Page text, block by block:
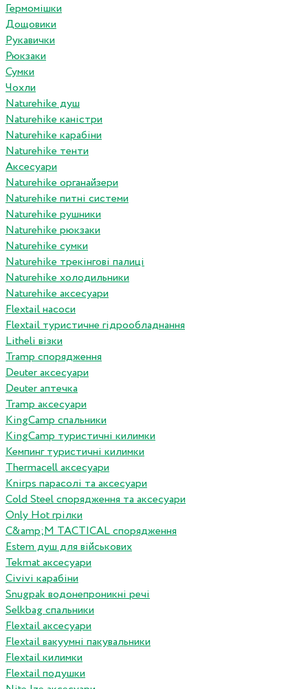
Гермомішки
Дощовики
Рукавички
Рюкзаки
Сумки
Чохли
Naturehike душ
Naturehike каністри
Naturehike карабіни
Naturehike тенти
Аксесуари
Naturehike органайзери
Naturehike питні системи
Naturehike рушники
Naturehike рюкзаки
Naturehike сумки
Naturehike трекінгові палиці
Naturehike холодильники
Naturehike аксесуари
Flextail насоси
Flextail туристичне гідрообладнання
Litheli візки
Tramp спорядження
Deuter аксесуари
Deuter аптечка
Tramp аксесуари
KingCamp спальники
KingCamp туристичні килимки
Кемпинг туристичні килимки
Thermacell аксесуари
Knirps парасолі та аксесуари
Cold Steel спорядження та аксесуари
Only Hot грілки
C&amp;M TACTICAL спорядження
Estem душ для військових
Tekmat аксесуари
Сivivi карабіни
Snugpak водонепроникні речі
Selkbag спальники
Flextail аксесуари
Flextail вакуумні пакувальники
Flextail килимки
Flextail подушки